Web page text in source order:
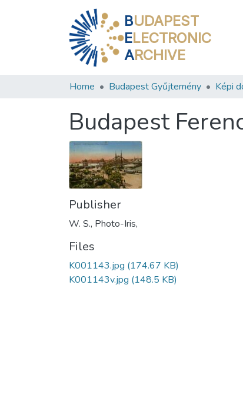
BUDAPEST
ELECTRONIC
ARCHIVE
Home Budapest Gyűjtemény Képi
Budapest
Publisher
W. S., Photo-Iris,
Files
K001143.jpg (174.67 KB)
K001143v.jpg (148.5 KB)